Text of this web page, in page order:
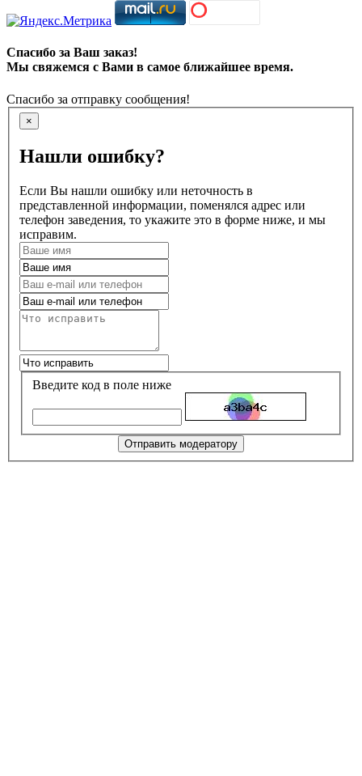
Спасибо за Ваш заказ!
Мы свяжемся с Вами в самое ближайшее время.
Спасибо за отправку сообщения!
×
Нашли ошибку?
Если Вы нашли ошибку или неточность в
представленной информации, поменялся адрес или
телефон заведения, то укажите это в форме ниже, и мы
исправим.
Введите код в поле ниже
Отправить модератору